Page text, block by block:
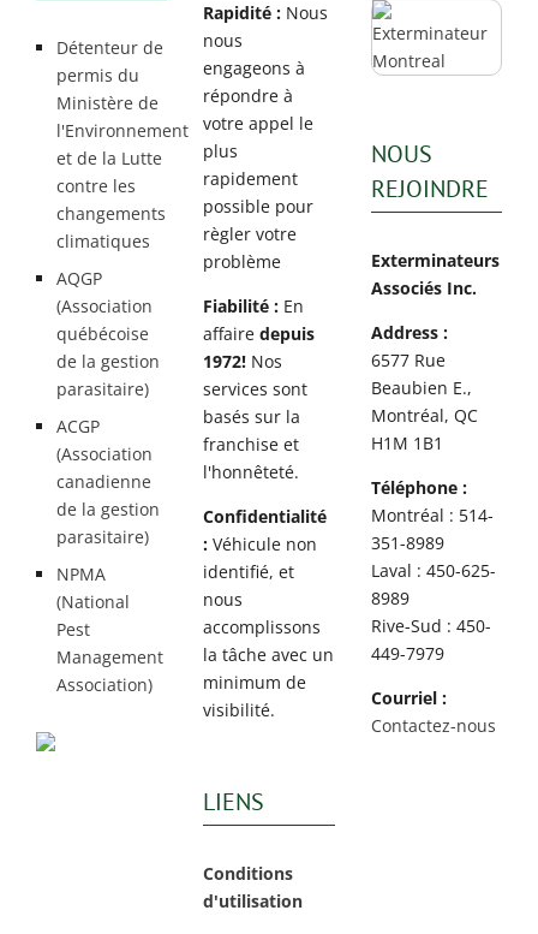
Détenteur de
permis du
Ministère de
l'Environnement
et de la Lutte
contre les
changements
climatiques
AQGP
(Association
québécoise
de la gestion
parasitaire)
ACGP
(Association
canadienne
de la gestion
parasitaire)
NPMA
(National
Pest
Management
Association)
Rapidité : Nous
nous
engageons à
répondre à
votre appel le
plus
rapidement
possible pour
règler votre
problème
Fiabilité : En
affairedepuis
1972! Nos
services sont
basés sur la
franchise et
l'honnêteté.
Confidentialité
: Véhicule non
identifié, et
nous
accomplissons
la tâche avec un
minimum de
visibilité.
LIENS
Conditions
d'utilisation
NOUS
REJOINDRE
Exterminateurs
Associés Inc.
Address :
6577 Rue
Beaubien E.,
Montréal, QC
H1M 1B1
Téléphone :
Montréal : 514-
351-8989
Laval : 450-625-
8989
Rive-Sud : 450-
449-7979
Courriel :
Contactez-nous